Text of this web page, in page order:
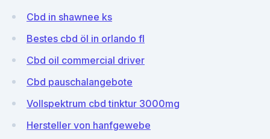
Cbd in shawnee ks
Bestes cbd öl in orlando fl
Cbd oil commercial driver
Cbd pauschalangebote
Vollspektrum cbd tinktur 3000mg
Hersteller von hanfgewebe